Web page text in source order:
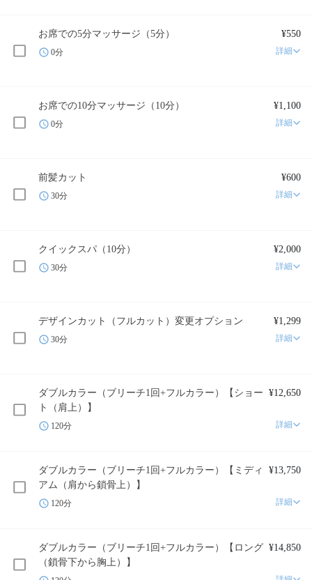
お席での5分マッサージ（5分） ¥550
0分 詳細
お席での10分マッサージ（10分） ¥1,100
0分 詳細
前髪カット ¥600
30分 詳細
クイックスパ（10分） ¥2,000
30分 詳細
デザインカット（フルカット）変更オプション ¥1,299
30分 詳細
ダブルカラー（ブリーチ1回+フルカラー）【ショー
ト（肩上）】
¥12,650
120分 詳細
ダブルカラー（ブリーチ1回+フルカラー）【ミディ
アム（肩から鎖骨上）】
¥13,750
120分 詳細
ダブルカラー（ブリーチ1回+フルカラー）【ロング
（鎖骨下から胸上）】
¥14,850